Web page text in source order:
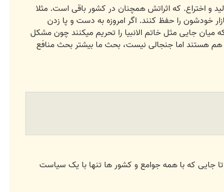
اختراع. که اثراتش همچنان در کشور باقی است. مثلا
خودشون را حفظ کنند. اگر امروزه به دست و پا زدن
جایی مثل خاتم الانبیا را تحریم میکنند چون مشکل
هستند اما جنجالی نیست، بحث ما بیشتر بحث منافع
تا جایی که با همه جوامع و کشور ها تنها با یک سیاست